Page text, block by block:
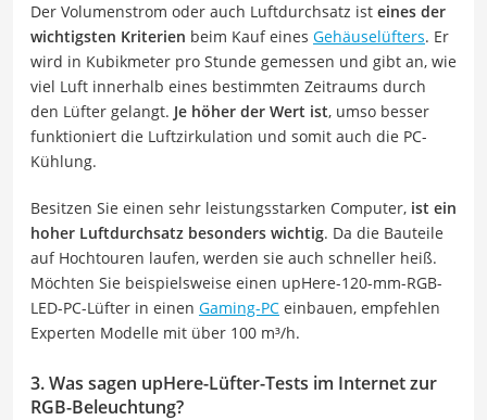
Der Volumenstrom oder auch Luftdurchsatz ist eines der
wichtigsten Kriterien beim Kauf eines Gehäuselüfters. Er
wird in Kubikmeter pro Stunde gemessen und gibt an, wie
viel Luft innerhalb eines bestimmten Zeitraums durch
den Lüfter gelangt. Je höher der Wert ist, umso besser
funktioniert die Luftzirkulation und somit auch die PC-
Kühlung.
Besitzen Sie einen sehr leistungsstarken Computer, ist ein
hoher Luftdurchsatz besonders wichtig. Da die Bauteile
auf Hochtouren laufen, werden sie auch schneller heiß.
Möchten Sie beispielsweise einen upHere-120-mm-RGB-
LED-PC-Lüfter in einen Gaming-PC einbauen, empfehlen
Experten Modelle mit über 100 m³/h.
3. Was sagen upHere-Lüfter-Tests im Internet zur
RGB-Beleuchtung?